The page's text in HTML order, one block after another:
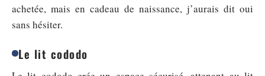
achetée, mais en cadeau de naissance, j’aurais dit oui
sans hésiter.
Le lit cododo